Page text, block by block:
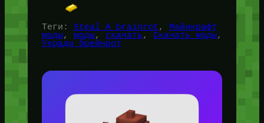
Теги: Steal A brainrot,
Майнкрафт
моды, моды, скачать, Скачать моды
Укради брейнрот